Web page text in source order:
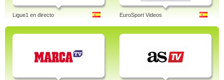
Ligue1 en directo EuroSport Videos